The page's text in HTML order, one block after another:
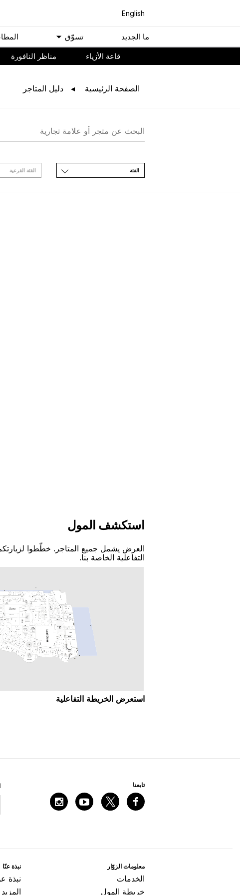
English
ﻣﺎ اﻟﺠﺪﻳﺪ ﺗﺴﻮّﻕ
ﻗﺎﻋﺔ اﻷﺯﻳﺎء مناظر النافورة
اﻟﺼﻔﺤﺔ اﻟﺮﺋﻴﺴﻴﺔ ﺩﻟﻴﻞ اﻟﻤﺘﺎﺟﺮ
اﻟﻔﺌﺔ اﻟﻔﺌﺔ اﻟﻔﺮﻋﻴﺔ
اﺳﺘﻜﺸﻒ اﻟﻤﻮﻝ
اﻟﻌﺮﺽ ﻳﺸﻤﻞ ﺟﻤﻴﻊ اﻟﻤﺘﺎﺟﺮ. ﺧﻄّﻄﻮا
اﻟﺘﻔﺎﻋﻠﻴﺔ اﻟﺨﺎﺻﺔ ﺑﻨﺎ.
اﺳﺘﻌﺮﺽ اﻟﺨﺮﻳﻄﺔ اﻟﺘﻔﺎﻋﻠﻴﺔ
ﺗﺎﺑﻌﻨﺎ
ﻣﻌﻠﻮﻣﺎﺕ اﻟﺰﻭّاﺭ
اﻟﺨﺪﻣﺎﺕ
ﺧﺮﻳﻄﺔ اﻟﻤﻮﻝ
ﻧﺒﺬﺓ ﻋﻨّﺎ
ﻧﺒﺬﺓ